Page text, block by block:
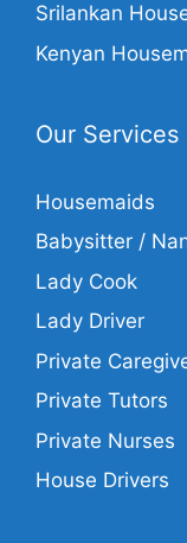
Srilankan
Kenyan
Our Services
Housemaids
Babysitter /
Lady Cook
Lady Driver
Private
Private Tutors
Private Nurses
House Drivers